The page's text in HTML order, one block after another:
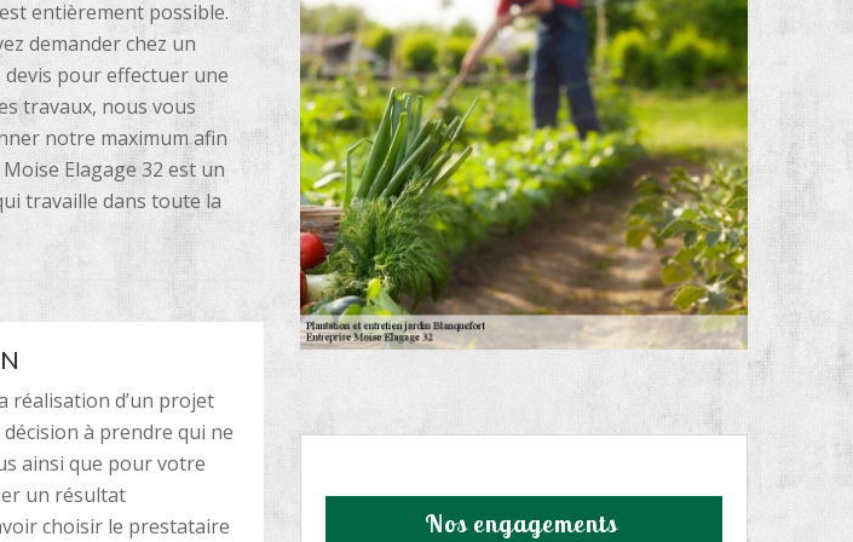
entièrement possible.
demander chez un
pour effectuer une
travaux, nous vous
notre maximum afin
Elagage 32 est un
travaille dans toute la
réalisation d’un projet
à prendre qui ne
ainsi que pour votre
un résultat
choisir le prestataire
Nos engagements